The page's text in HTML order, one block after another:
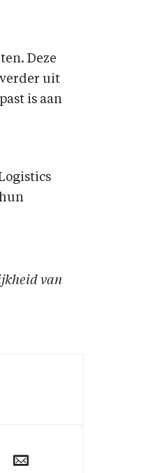
Deze
uit
is aan
van